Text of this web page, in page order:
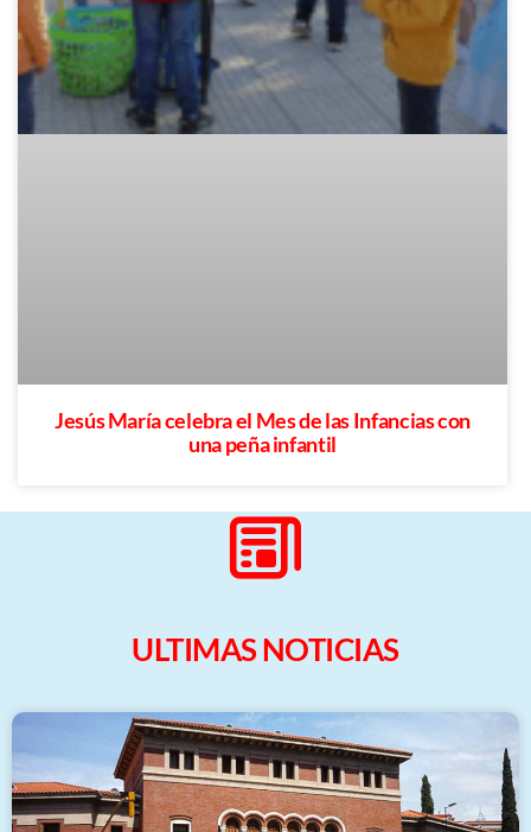
Jesús María celebra el Mes de las Infancias con
una peña infantil
ULTIMAS NOTICIAS